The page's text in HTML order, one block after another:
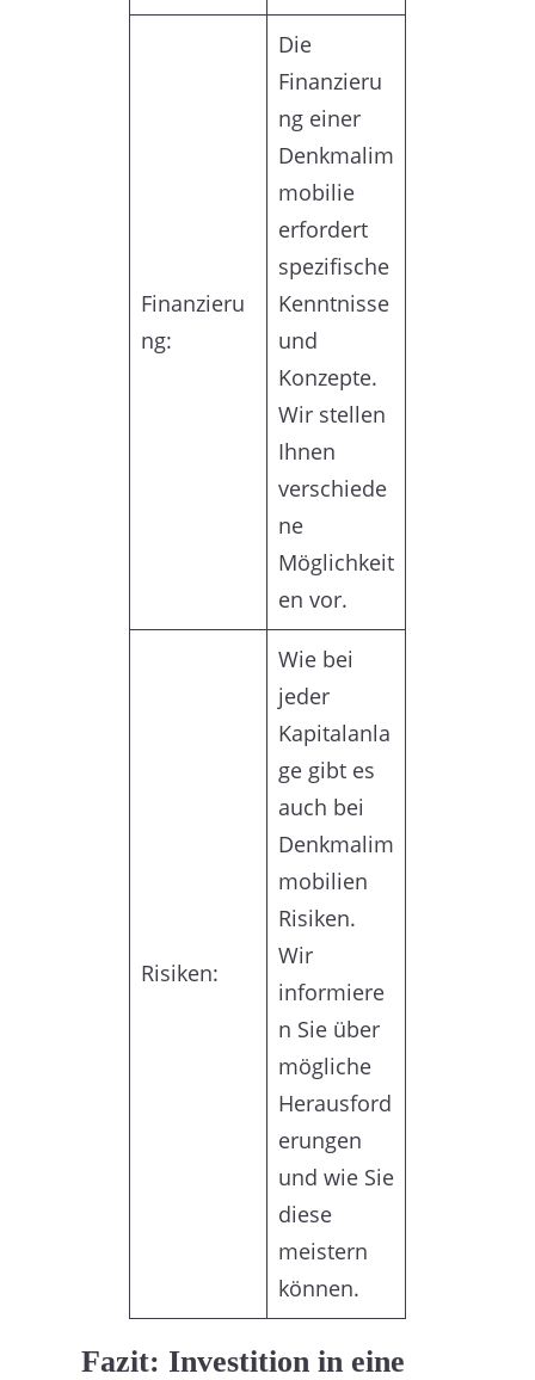
Finanzieru
ng:
Die
Finanzieru
ng einer
Denkmalim
mobilie
erfordert
spezifische
Kenntnisse
und
Konzepte.
Wir stellen
Ihnen
verschiede
ne
Möglichkeit
en vor.
Risiken:
Wie bei
jeder
Kapitalanla
ge gibt es
auch bei
Denkmalim
mobilien
Risiken.
Wir
informiere
n Sie über
mögliche
Herausford
erungen
und wie Sie
diese
meistern
können.
Fazit: Investition in eine